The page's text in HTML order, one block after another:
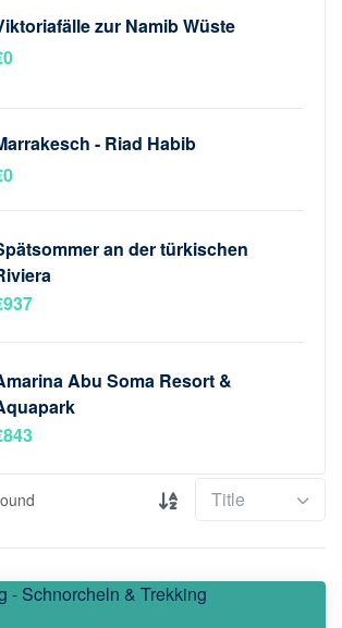
zur Namib Wüste
0
- Riad Habib
0
an der türkischen
937
Abu Soma Resort &
843